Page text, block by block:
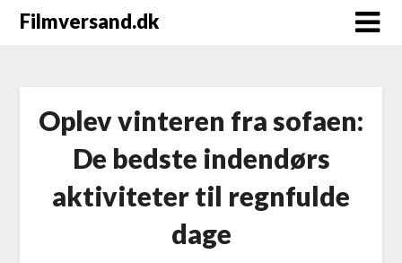
Filmversand.dk
Oplev vinteren fra sofaen:
De bedste indendørs
aktiviteter til regnfulde
dage